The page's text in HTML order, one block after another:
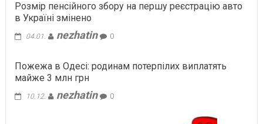
Розмір пенсійного збору на першу реєстрацію авто
в Україні змінено
04.01. nezhatin 0
Пожежа в Одесі: родинам потерпілих виплатять
майже 3 млн грн
10.12. nezhatin 0